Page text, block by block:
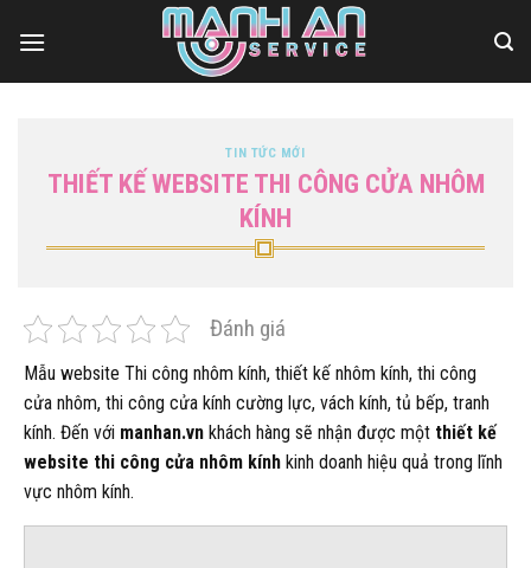
qua
TIN TỨC MỚI
THIẾT KẾ WEBSITE THI CÔNG CỬA NHÔM
KÍNH
Đánh giá
Mẫu website Thi công nhôm kính, thiết kế nhôm kính, thi công
cửa nhôm, thi công cửa kính cường lực, vách kính, tủ bếp, tranh
kính. Đến với manhan.vn khách hàng sẽ nhận được một thiết kế
website thi công cửa nhôm kính kinh doanh hiệu quả trong lĩnh
vực nhôm kính.